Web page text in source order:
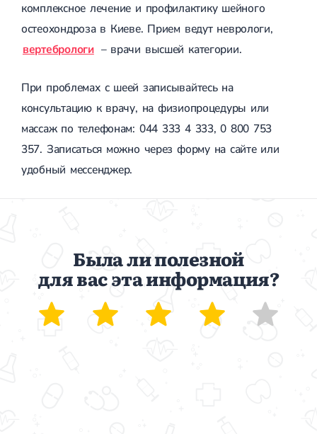
комплексное лечение и профилактику шейного
остеохондроза в Киеве. Прием ведут неврологи,
вертебрологи – врачи высшей категории.
При проблемах с шеей записывайтесь на
консультацию к врачу, на физиопроцедуры или
массаж по телефонам: 044 333 4 333, 0 800 753
357. Записаться можно через форму на сайте или
удобный мессенджер.
Была ли полезной
для вас эта информация?